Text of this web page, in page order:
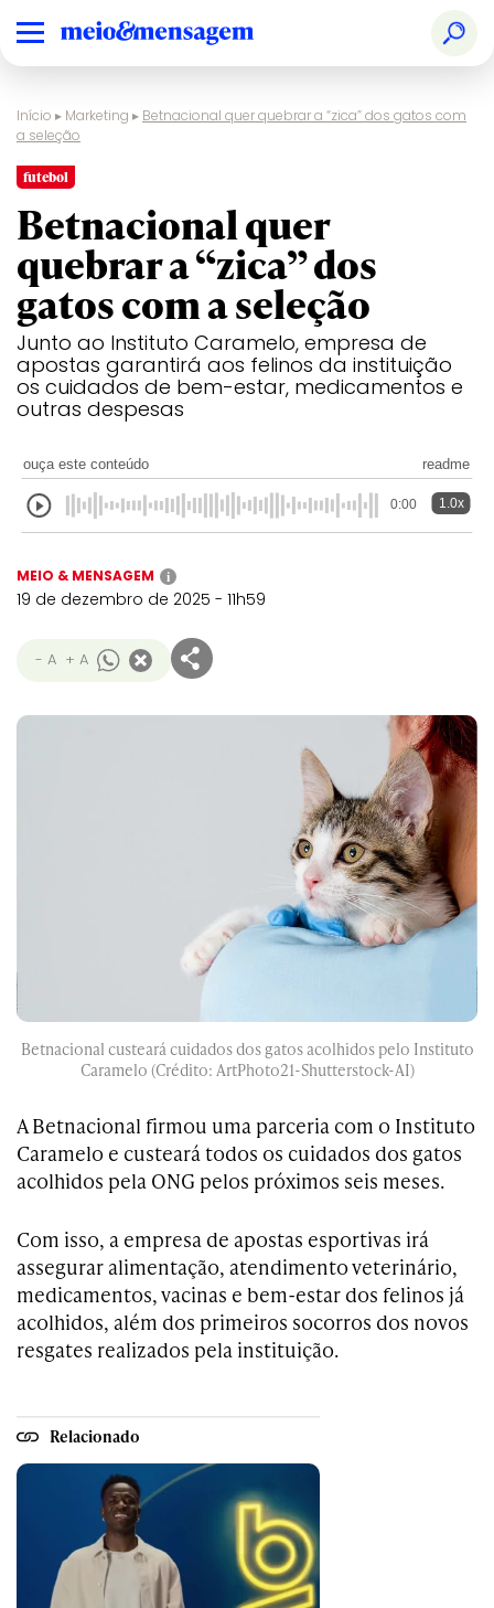
Início ▸ Marketing ▸ Betnacional quer quebrar a “zica” dos gatos com
a seleção
futebol
Betnacional quer
quebrar a “zica” dos
gatos com a seleção
Junto ao Instituto Caramelo, empresa de
apostas garantirá aos felinos da instituição
os cuidados de bem-estar, medicamentos e
outras despesas
ouça este conteúdo readme
0:00 1.0x
MEIO & MENSAGEM i
19 de dezembro de 2025 - 11h59
- A + A
Betnacional custeará cuidados dos gatos acolhidos pelo Instituto
Caramelo (Crédito: ArtPhoto21-Shutterstock-AI)
A Betnacional firmou uma parceria com o Instituto
Caramelo e custeará todos os cuidados dos gatos
acolhidos pela ONG pelos próximos seis meses.
Com isso, a empresa de apostas esportivas irá
assegurar alimentação, atendimento veterinário,
medicamentos, vacinas e bem-estar dos felinos já
acolhidos, além dos primeiros socorros dos novos
resgates realizados pela instituição.
Relacionado